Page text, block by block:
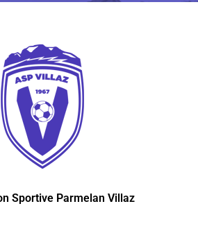
Sportive Parmelan Villaz